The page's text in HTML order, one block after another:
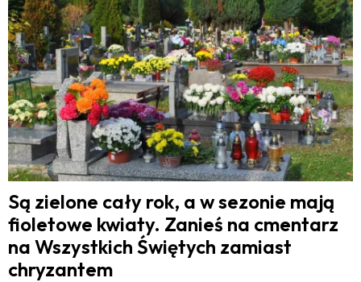
Są zielone cały rok, a w sezonie mają
fioletowe kwiaty. Zanieś na cmentarz
na Wszystkich Świętych zamiast
chryzantem